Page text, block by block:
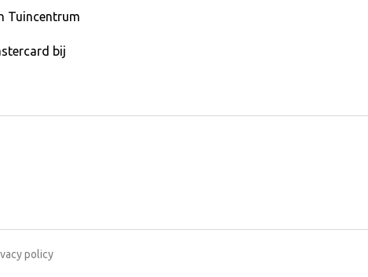
policy